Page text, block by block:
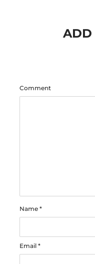
ADD
Comment
Name *
Email *